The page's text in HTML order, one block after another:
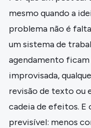
mesmo quando a
problema não é
um sistema de
agendamento
improvisada,
revisão de texto ou
cadeia de efeitos.
previsível: menos